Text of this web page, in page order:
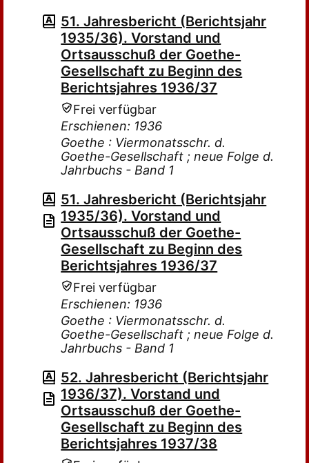
51. Jahresbericht (Berichtsjahr
1935/36). Vorstand und
Ortsausschuß der Goethe-
Gesellschaft zu Beginn des
Berichtsjahres 1936/37
Frei verfügbar
Erschienen: 1936
Goethe : Viermonatsschr. d.
Goethe-Gesellschaft ; neue Folge d.
Jahrbuchs - Band 1
51. Jahresbericht (Berichtsjahr
1935/36). Vorstand und
Ortsausschuß der Goethe-
Gesellschaft zu Beginn des
Berichtsjahres 1936/37
Frei verfügbar
Erschienen: 1936
Goethe : Viermonatsschr. d.
Goethe-Gesellschaft ; neue Folge d.
Jahrbuchs - Band 1
52. Jahresbericht (Berichtsjahr
1936/37). Vorstand und
Ortsausschuß der Goethe-
Gesellschaft zu Beginn des
Berichtsjahres 1937/38